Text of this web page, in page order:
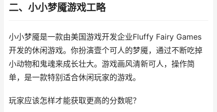
二、小小梦魇游戏工略
小小梦魇是一款由美国游戏开发企业Fluffy Fairy Games
开发的休闲游戏。你扮演壹个可人的梦魇，通过不断吃掉
小动物和鬼魂来成长壮大。游戏画风清新可人，操作简
单，是一款特别适合休闲玩家的游戏。
玩家应该怎样才能获取更高的分数呢？